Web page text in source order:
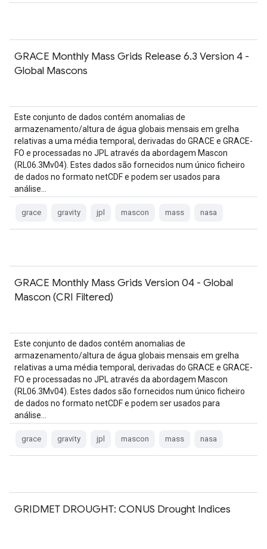
GRACE Monthly Mass Grids Release 6.3 Version 4 -
Global Mascons
Este conjunto de dados contém anomalias de
armazenamento/altura de água globais mensais em grelha
relativas a uma média temporal, derivadas do GRACE e GRACE-
FO e processadas no JPL através da abordagem Mascon
(RL06.3Mv04). Estes dados são fornecidos num único ficheiro
de dados no formato netCDF e podem ser usados para
análise…
grace gravity jpl mascon mass nasa
GRACE Monthly Mass Grids Version 04 - Global
Mascon (CRI Filtered)
Este conjunto de dados contém anomalias de
armazenamento/altura de água globais mensais em grelha
relativas a uma média temporal, derivadas do GRACE e GRACE-
FO e processadas no JPL através da abordagem Mascon
(RL06.3Mv04). Estes dados são fornecidos num único ficheiro
de dados no formato netCDF e podem ser usados para
análise…
grace gravity jpl mascon mass nasa
GRIDMET DROUGHT: CONUS Drought Indices